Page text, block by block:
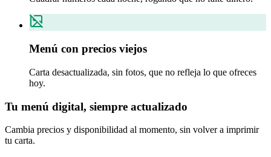
Menú con precios viejos
Carta desactualizada, sin fotos, que no refleja lo que ofreces
hoy.
Tu menú digital, siempre actualizado
Cambia precios y disponibilidad al momento, sin volver a imprimir
tu carta.